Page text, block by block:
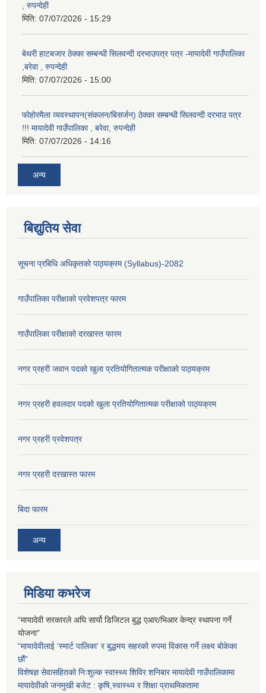
, रुपन्देही
मिति: 07/07/2026 - 15:29
बेथरी हाटबजार ठेक्का सम्बन्धी सिलवन्दी दरभाउपत्र पत्र -मायादेवी गाउँपालिका
,बरेवा , रुपन्देही
मिति: 07/07/2026 - 15:00
फोहोरमैला व्यवस्थापन(संकलन/बिसर्जन) ठेक्का सम्बन्धी सिलवन्दी दरभाउ पत्र
!!! मायादेवी गाउँपालिका , बरेवा, रुपन्देही
मिति: 07/07/2026 - 14:16
अन्य
बिद्युतिय सेवा
सूचना प्रबिधि अधिकृतको पाठ्यक्रम (Syllabus)-2082
गाउँपालिका परीक्षाको प्रवेशपत्र फारम
गाउँपालिका परीक्षाको दरखास्त फारम
नगर प्रहरी जवान पदको खुला प्रतियोगितात्मक परीक्षाको पाठ्यक्रम
नगर प्रहरी हवलदार पदको खुला प्रतियोगितात्मक परीक्षाको पाठ्यक्रम
नगर प्रहरी प्रवेशपत्र
नगर प्रहरी दरखास्त फारम
बिदा फारम
अन्य
मिडिया कभरेज
“मायादेवी सरकारले अघि सार्यो डिजिटल बुद्ध एआर/भिआर केन्द्र स्थापना गर्ने
योजना”
“मायादेवीलाई ‘स्मार्ट पालिका’ र बुद्धमय सहरको रुपमा विकास गर्ने लक्ष्य बोकेका
छौं”
विशेषज्ञ सेवासहितको निःशुल्क स्वास्थ्य शिविर शनिबार मायादेवी गाउँपालिकामा
मायादेवीको जनमुखी बजेट : कृषि,स्वास्थ्य र शिक्षा प्राथमिकतामा